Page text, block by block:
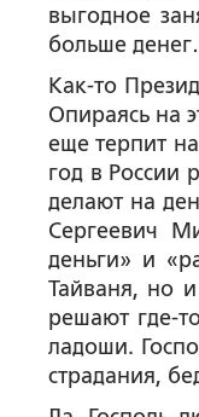
выгодное
больше
Как-то
Опираясь на
еще терпит
год в России
делают на
Сергеевич
деньги» и
Тайваня, но
решают где-
ладоши.
страдания,